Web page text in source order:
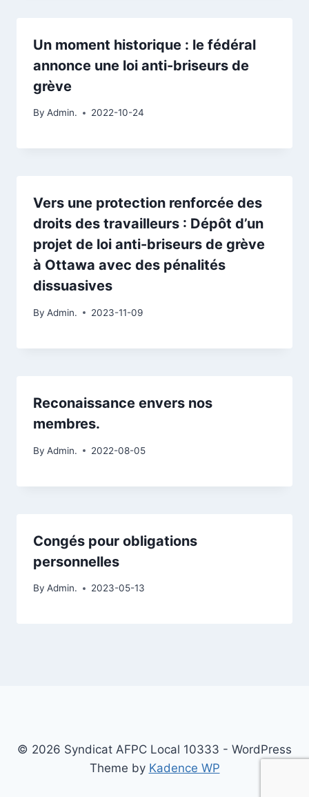
Un moment historique : le fédéral
annonce une loi anti-briseurs de
grève
By Admin. 2022-10-24
Vers une protection renforcée des
droits des travailleurs : Dépôt d’un
projet de loi anti-briseurs de grève
à Ottawa avec des pénalités
dissuasives
By Admin. 2023-11-09
Reconaissance envers nos
membres.
By Admin. 2022-08-05
Congés pour obligations
personnelles
By Admin. 2023-05-13
© 2026 Syndicat AFPC Local 10333 - WordPress
Theme by Kadence WP